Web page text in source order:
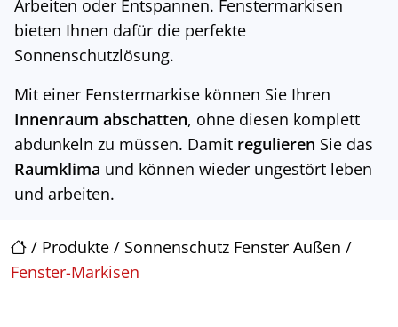
/ Produkte / Sonnenschutz Fenster Außen /
Fenster-Markisen
Arbeiten oder Entspannen. Fenstermarkisen
bieten Ihnen dafür die perfekte
Sonnenschutzlösung.
Mit einer Fenstermarkise können Sie Ihren
Innenraum abschatten, ohne diesen komplett
abdunkeln zu müssen. Damit regulieren Sie das
Raumklima und können wieder ungestört leben
und arbeiten.